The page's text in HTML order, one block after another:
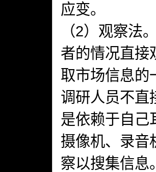
应变。
（2）观察法
者的情况直接
取市场信息的
调研人员不直
是依赖于自己
摄像机、录音
察以搜集信息